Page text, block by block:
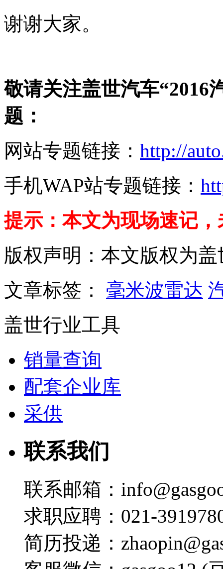
谢谢大家。
敬请关注盖世汽车“2016
题：
网站专题链接： http://
手机WAP站专题链接：
提示：本文为现场速记
版权声明：本文版权为
文章标签： 毫米波雷达
盖世行业工具
销量查询
配套企业库
采供
联系我们
联系邮箱：
求职应聘：021-
简历投递：